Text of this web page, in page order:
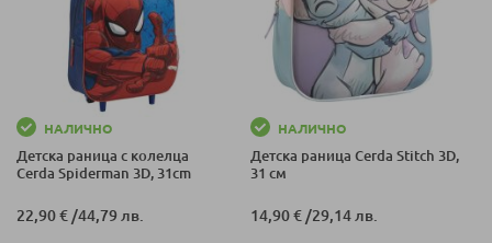
НАЛИЧНО
Детска раница с колелца
Cerda Spiderman 3D, 31cm
22,90 € /44,79 лв.
НАЛИЧНО
Детска раница Cerda Stitch 3D,
31 см
14,90 € /29,14 лв.